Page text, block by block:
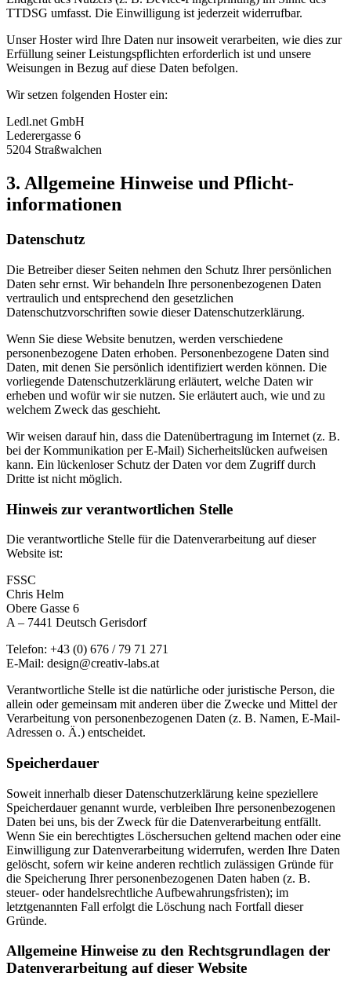
TTDSG umfasst. Die Einwilligung ist jederzeit widerrufbar.
Unser Hoster wird Ihre Daten nur insoweit verarbeiten, wie dies zur
Erfüllung seiner Leistungspflichten erforderlich ist und unsere
Weisungen in Bezug auf diese Daten befolgen.
Wir setzen folgenden Hoster ein:
Ledl.net GmbH
Lederergasse 6
5204 Straßwalchen
3. Allgemeine Hinweise und Pflicht­
informationen
Datenschutz
Die Betreiber dieser Seiten nehmen den Schutz Ihrer persönlichen
Daten sehr ernst. Wir behandeln Ihre personenbezogenen Daten
vertraulich und entsprechend den gesetzlichen
Datenschutzvorschriften sowie dieser Datenschutzerklärung.
Wenn Sie diese Website benutzen, werden verschiedene
personenbezogene Daten erhoben. Personenbezogene Daten sind
Daten, mit denen Sie persönlich identifiziert werden können. Die
vorliegende Datenschutzerklärung erläutert, welche Daten wir
erheben und wofür wir sie nutzen. Sie erläutert auch, wie und zu
welchem Zweck das geschieht.
Wir weisen darauf hin, dass die Datenübertragung im Internet (z. B.
bei der Kommunikation per E-Mail) Sicherheitslücken aufweisen
kann. Ein lückenloser Schutz der Daten vor dem Zugriff durch
Dritte ist nicht möglich.
Hinweis zur verantwortlichen Stelle
Die verantwortliche Stelle für die Datenverarbeitung auf dieser
Website ist:
FSSC
Chris Helm
Obere Gasse 6
A – 7441 Deutsch Gerisdorf
Telefon: +43 (0) 676 / 79 71 271
E-Mail: design@creativ-labs.at
Verantwortliche Stelle ist die natürliche oder juristische Person, die
allein oder gemeinsam mit anderen über die Zwecke und Mittel der
Verarbeitung von personenbezogenen Daten (z. B. Namen, E-Mail-
Adressen o. Ä.) entscheidet.
Speicherdauer
Soweit innerhalb dieser Datenschutzerklärung keine speziellere
Speicherdauer genannt wurde, verbleiben Ihre personenbezogenen
Daten bei uns, bis der Zweck für die Datenverarbeitung entfällt.
Wenn Sie ein berechtigtes Löschersuchen geltend machen oder eine
Einwilligung zur Datenverarbeitung widerrufen, werden Ihre Daten
gelöscht, sofern wir keine anderen rechtlich zulässigen Gründe für
die Speicherung Ihrer personenbezogenen Daten haben (z. B.
steuer- oder handelsrechtliche Aufbewahrungsfristen); im
letztgenannten Fall erfolgt die Löschung nach Fortfall dieser
Gründe.
Allgemeine Hinweise zu den Rechtsgrundlagen der
Datenverarbeitung auf dieser Website